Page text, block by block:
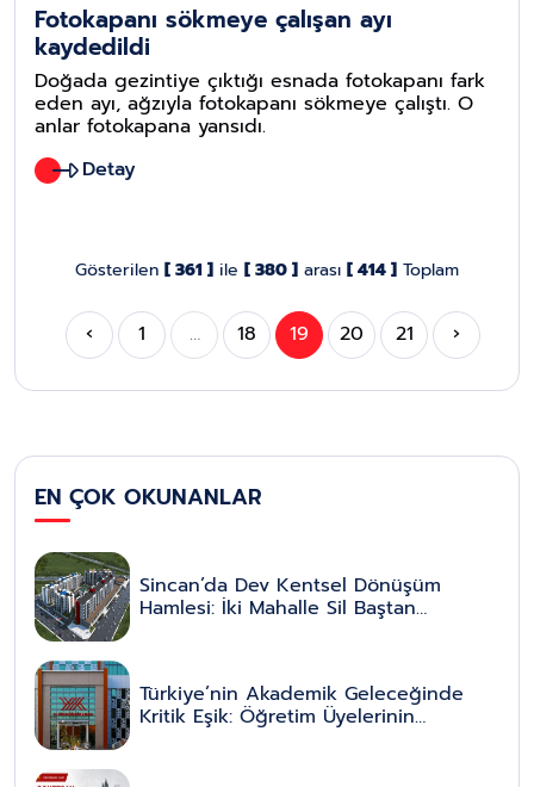
Fotokapanı sökmeye çalışan ayı
kaydedildi
Doğada gezintiye çıktığı esnada fotokapanı fark
eden ayı, ağzıyla fotokapanı sökmeye çalıştı. O
anlar fotokapana yansıdı.
Detay
Gösterilen [ 361 ] ile [ 380 ] arası [ 414 ] Toplam
‹ 1 … 18 19 20 21 ›
EN ÇOK OKUNANLAR
Sincan’da Dev Kentsel Dönüşüm
Hamlesi: İki Mahalle Sil Baştan
Türkiye’nin Akademik Geleceğinde
Kritik Eşik: Öğretim Üyelerinin